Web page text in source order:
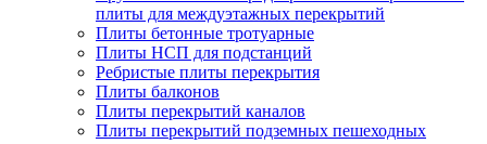
плиты для междуэтажных перекрытий
Плиты бетонные тротуарные
Плиты НСП для подстанций
Ребристые плиты перекрытия
Плиты балконов
Плиты перекрытий каналов
Плиты перекрытий подземных пешеходных